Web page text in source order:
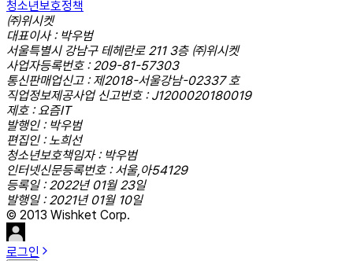
청소년보호정책
㈜위시켓
대표이사 : 박우범
서울특별시 강남구 테헤란로 211 3층 ㈜위시켓
사업자등록번호 : 209-81-57303
통신판매업신고 : 제2018-서울강남-02337 호
직업정보제공사업 신고번호 : J1200020180019
제호 : 요즘IT
발행인 : 박우범
편집인 : 노희선
청소년보호책임자 : 박우범
인터넷신문등록번호 : 서울,아54129
등록일 : 2022년 01월 23일
발행일 : 2021년 01월 10일
© 2013 Wishket Corp.
로그인